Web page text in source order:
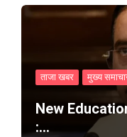
ताजा खबर मुख्य
New
:…